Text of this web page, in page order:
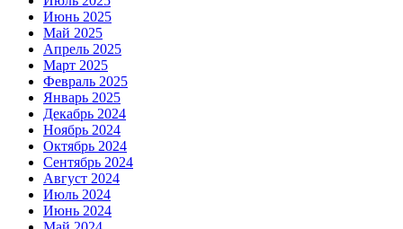
Июнь 2025
Май 2025
Апрель 2025
Март 2025
Февраль 2025
Январь 2025
Декабрь 2024
Ноябрь 2024
Октябрь 2024
Сентябрь 2024
Август 2024
Июль 2024
Июнь 2024